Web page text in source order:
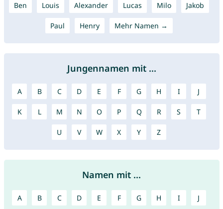
Ben Louis Alexander Lucas Milo Jakob
Paul Henry Mehr Namen →
Jungennamen mit ...
A B C D E F G H I J
K L M N O P Q R S T
U V W X Y Z
Namen mit ...
A B C D E F G H I J